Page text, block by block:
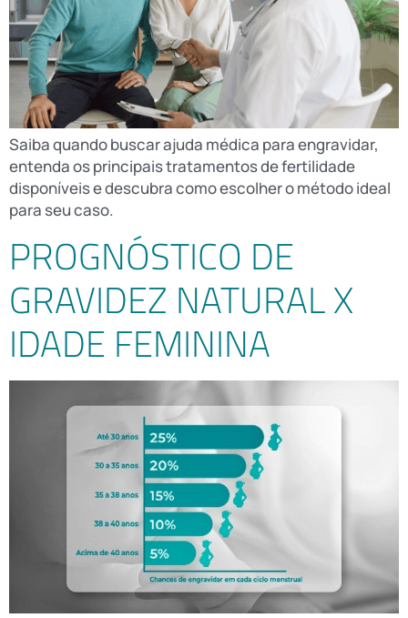
Saiba quando buscar ajuda médica para engravidar,
entenda os principais tratamentos de fertilidade
disponíveis e descubra como escolher o método ideal
para seu caso.
PROGNÓSTICO DE
GRAVIDEZ NATURAL X
IDADE FEMININA